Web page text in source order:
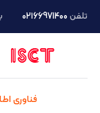
تلفن ۰۲۱66971400
فناوری